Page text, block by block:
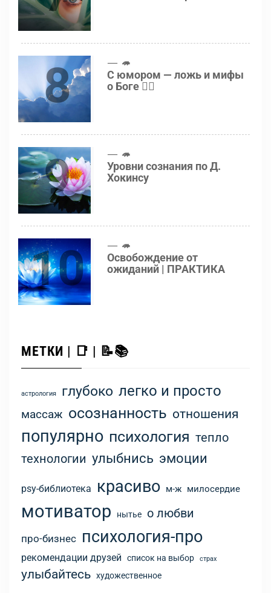
8 🦔
С юмором — ложь и мифы
о Боге 👍🏻
9 🦔
Уровни сознания по Д.
Хокинсу
10 🦔
Освобождение от
ожиданий | ПРАКТИКА
МЕТКИ | 📑 | 📝📚
астрология глубоко легко и просто
массаж осознанность отношения
популярно психология тепло
технологии улыбнись эмоции
psy-библиотека красиво м-ж милосердие
мотиватор нытье о любви
про-бизнес психология-про
рекомендации друзей список на выбор страх
улыбайтесь художественное